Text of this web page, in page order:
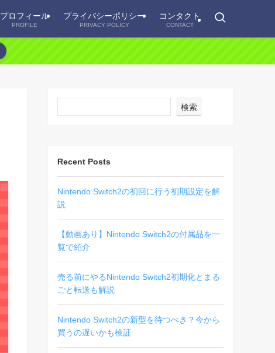
プロフィール
PROFILE
プライバシーポリシー
PRIVACY POLICY
コンタクト
CONTACT
検索
Recent Posts
Nintendo Switch2の初回に行う初期設定を解
説
【動画あり】Nintendo Switch2の付属品を一
覧で紹介
売る前にやるNintendo Switch2初期化とまる
ごと転送も解説
Nintendo Switch2の新型を待つべき？今から
買うの遅いかも検証